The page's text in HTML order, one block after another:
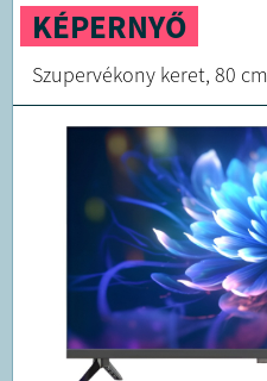
KÉPERNYŐ
Szupervékony keret, 80 cm